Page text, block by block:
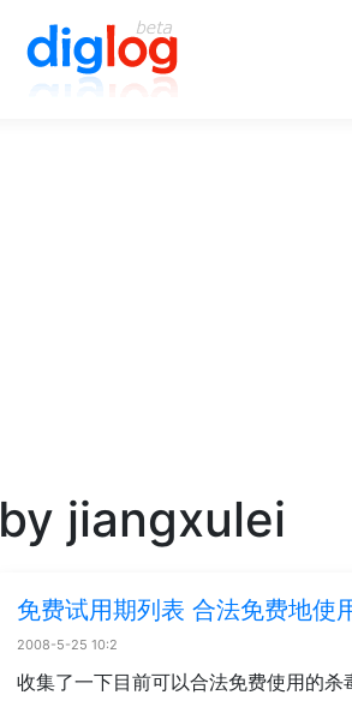
by jiangxulei
免费试用期列表 合法免费地使
2008-5-25 10:2
收集了一下目前可以合法免费使用的